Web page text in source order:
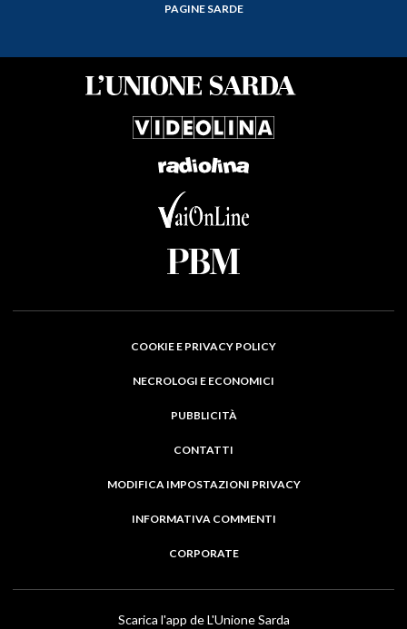
PAGINE SARDE
COOKIE E PRIVACY POLICY
NECROLOGI E ECONOMICI
PUBBLICITÀ
CONTATTI
MODIFICA IMPOSTAZIONI PRIVACY
INFORMATIVA COMMENTI
CORPORATE
Scarica l'app de L'Unione Sarda